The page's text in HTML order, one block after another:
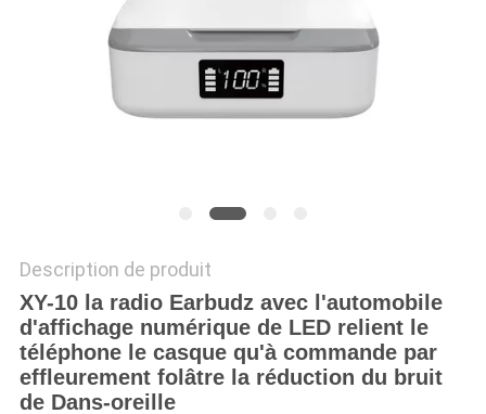
PRIVACY
Description de produit
XY-10 la radio Earbudz avec l'automobile
d'affichage numérique de LED relient le
téléphone le casque qu'à commande par
effleurement folâtre la réduction du bruit
de Dans-oreille